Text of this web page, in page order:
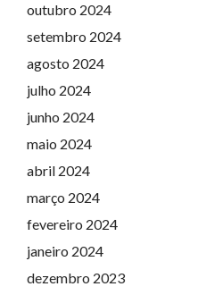
outubro 2024
setembro 2024
agosto 2024
julho 2024
junho 2024
maio 2024
abril 2024
março 2024
fevereiro 2024
janeiro 2024
dezembro 2023